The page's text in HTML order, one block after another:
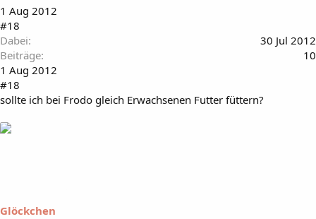
1 Aug 2012
#18
Dabei
30 Jul 2012
Beiträge
10
1 Aug 2012
#18
sollte ich bei Frodo gleich Erwachsenen Futter füttern?
Glöckchen